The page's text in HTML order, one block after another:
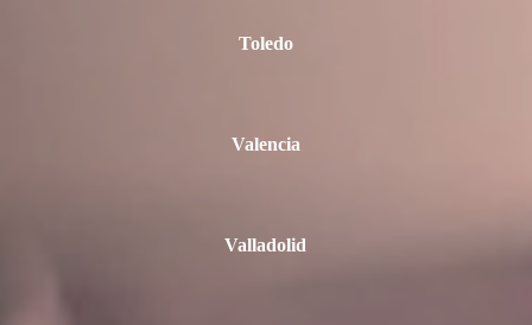
Toledo
Valencia
Valladolid